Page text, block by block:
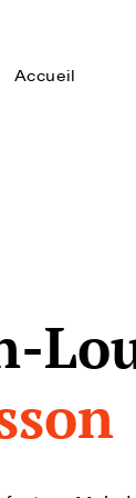
Accueil